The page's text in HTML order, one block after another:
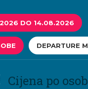
DO 14.08.2026
DEPARTURE
Cijena po